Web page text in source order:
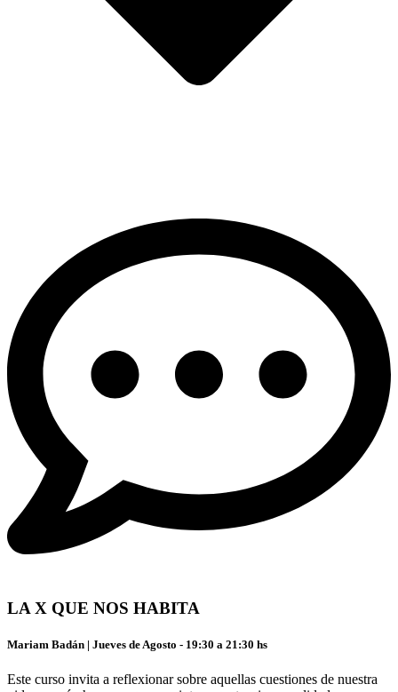
LA X QUE NOS HABITA
Mariam Badán | Jueves de Agosto - 19:30 a 21:30 hs
Este curso invita a reflexionar sobre aquellas cuestiones de nuestra